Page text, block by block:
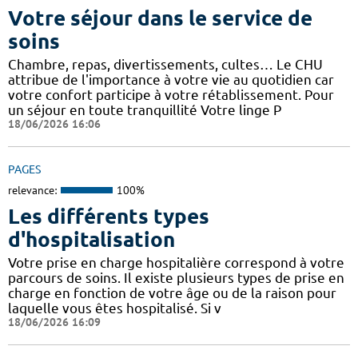
Votre séjour dans le service de
soins
Chambre, repas, divertissements, cultes… Le CHU
attribue de l'importance à votre vie au quotidien car
votre confort participe à votre rétablissement. Pour
un séjour en toute tranquillité Votre linge P
18/06/2026 16:06
PAGES
relevance: 100%
Les différents types
d'hospitalisation
Votre prise en charge hospitalière correspond à votre
parcours de soins. Il existe plusieurs types de prise en
charge en fonction de votre âge ou de la raison pour
laquelle vous êtes hospitalisé. Si v
18/06/2026 16:09